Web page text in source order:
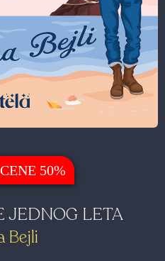
50%
JEDNOG LETA
Bejli